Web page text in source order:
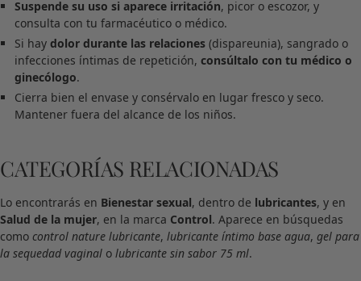
Suspende su uso si aparece irritación, picor o escozor, y
consulta con tu farmacéutico o médico.
Si hay dolor durante las relaciones(dispareunia), sangrado o
infecciones íntimas de repetición, consúltalo con tu médico o
ginecólogo.
Cierra bien el envase y consérvalo en lugar fresco y seco.
Mantener fuera del alcance de los niños.
CATEGORÍAS RELACIONADAS
Lo encontrarás en Bienestar sexual, dentro de lubricantes, y en
Salud de la mujer, en la marca Control. Aparece en búsquedas
como control nature lubricante, lubricante íntimo base agua, gel para
la sequedad vaginal o lubricante sin sabor 75 ml.